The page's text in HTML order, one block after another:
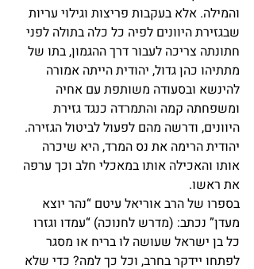
והמילה. אלא בעקבות פריצות וגילוי עריות
שבגזירת היוונים לפיה כל כלה בתולה לפני
חתונתה צריכה לעבור דרך ההגמון, בתו של
מתתיהו כהן גדול, יהודית הייתה אמורה
להינשא ובסעודה משותפת עם אחיה
ומשפחתה קמה והתמרדה כנגד גזירת
היוונים, ודרשה מהם לפעול לביטול הגזירה.
יהודית הרימה את נס המרד, היא שיכרה
אותו והאכילה אותו במאכלי חלב וכך ערפה
את ראשו.
בספרו של הרב אוריאל עיטם “נהר יוצא
מעדן” נכתב: (מדרש לחנוכה) “עמדו וגזרו
כל בן ישראל שעושה לו בריח או מסגר
לפתחו יידקר בחרב, וכל כך למה? כדי שלא